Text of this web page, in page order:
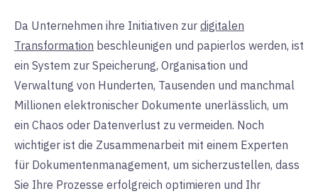
Da Unternehmen ihre Initiativen zur digitalen
Transformation beschleunigen und papierlos werden, ist
ein System zur Speicherung, Organisation und
Verwaltung von Hunderten, Tausenden und manchmal
Millionen elektronischer Dokumente unerlässlich, um
ein Chaos oder Datenverlust zu vermeiden. Noch
wichtiger ist die Zusammenarbeit mit einem Experten
für Dokumentenmanagement, um sicherzustellen, dass
Sie Ihre Prozesse erfolgreich optimieren und Ihr